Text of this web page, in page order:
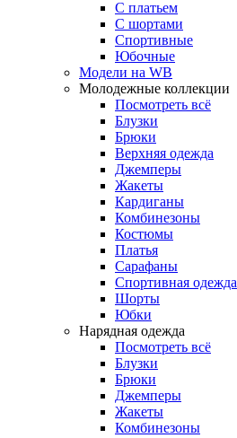
С платьем
С шортами
Спортивные
Юбочные
Модели на WB
Молодежные коллекции
Посмотреть всё
Блузки
Брюки
Верхняя одежда
Джемперы
Жакеты
Кардиганы
Комбинезоны
Костюмы
Платья
Сарафаны
Спортивная одежда
Шорты
Юбки
Нарядная одежда
Посмотреть всё
Блузки
Брюки
Джемперы
Жакеты
Комбинезоны